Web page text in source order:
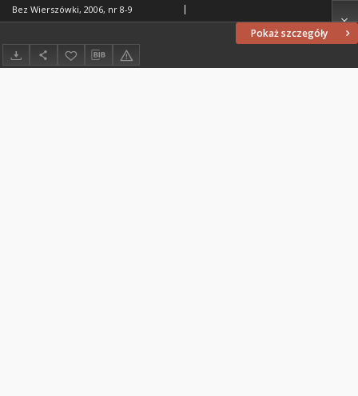
Pokaż szczegóły
Bez Wierszówki, 2006, nr 8-9